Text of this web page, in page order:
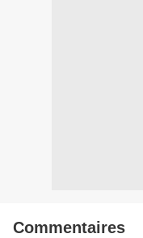
Commentaires